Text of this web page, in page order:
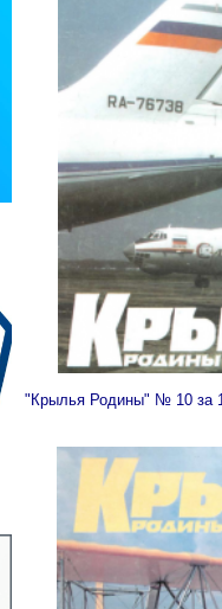
"Крылья Родины" № 10 за